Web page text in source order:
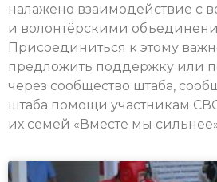
налажено взаимодействие с
и волонтёрскими
Присоединиться к этому
предложить поддержку или
через сообщество штаба,
штаба помощи участникам
их семей «Вместе мы